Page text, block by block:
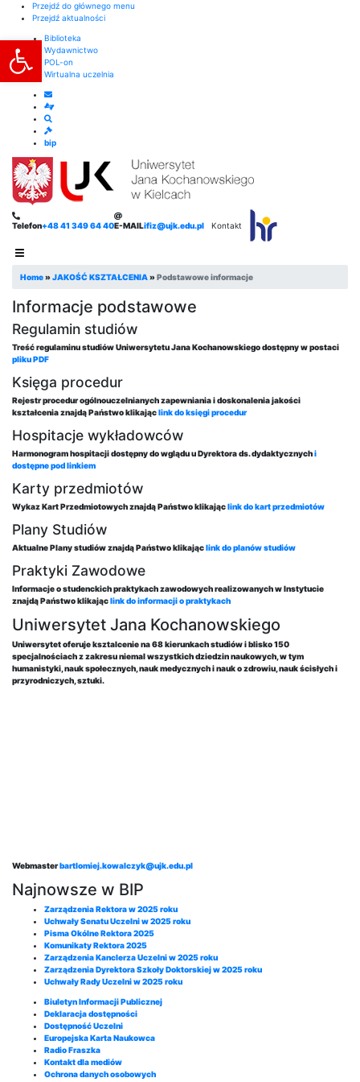
Otwórz pasek narzędzi
Przejdź do głównego menu
Przejdź aktualności
Biblioteka
Wydawnictwo
POL-on
Wirtualna uczelnia
bip
Telefon+48 41 349 64 40E-MAILifiz@ujk.edu.pl Kontakt
Home»JAKOŚĆ KSZTAŁCENIA»Podstawowe informacje
Informacje podstawowe
Regulamin studiów
Treść regulaminu studiów Uniwersytetu Jana Kochanowskiego dostępny w postaci
pliku PDF
Księga procedur
Rejestr procedur ogólnouczelnianych zapewniania i doskonalenia jakości
kształcenia znajdą Państwo klikająclink do księgi procedur
Hospitacje wykładowców
Harmonogram hospitacji dostępny do wglądu u Dyrektora ds. dydaktycznychi
dostępne pod linkiem
Karty przedmiotów
Wykaz Kart Przedmiotowych znajdą Państwo klikająclink do kart przedmiotów
Plany Studiów
Aktualne Plany studiów znajdą Państwo klikająclink do planów studiów
Praktyki Zawodowe
Informacje o studenckich praktykach zawodowych realizowanych w Instytucie
znajdą Państwo klikająclink do informacji o praktykach
Uniwersytet Jana Kochanowskiego
Uniwersytet oferuje ksztalcenie na 68 kierunkach studiów i blisko 150
specjalnościach z zakresu niemal wszystkich dziedzin naukowych, w tym
humanistyki, nauk społecznych, nauk medycznych i nauk o zdrowiu, nauk ścisłych i
przyrodniczych, sztuki.
Webmasterbartlomiej.kowalczyk@ujk.edu.pl
Najnowsze w BIP
Zarządzenia Rektora w 2025 roku
Uchwały Senatu Uczelni w 2025 roku
Pisma Okólne Rektora 2025
Komunikaty Rektora 2025
Zarządzenia Kanclerza Uczelni w 2025 roku
Zarządzenia Dyrektora Szkoły Doktorskiej w 2025 roku
Uchwały Rady Uczelni w 2025 roku
Biuletyn Informacji Publicznej
Deklaracja dostępności
Dostępność Uczelni
Europejska Karta Naukowca
Radio Fraszka
Kontakt dla mediów
Ochrona danych osobowych